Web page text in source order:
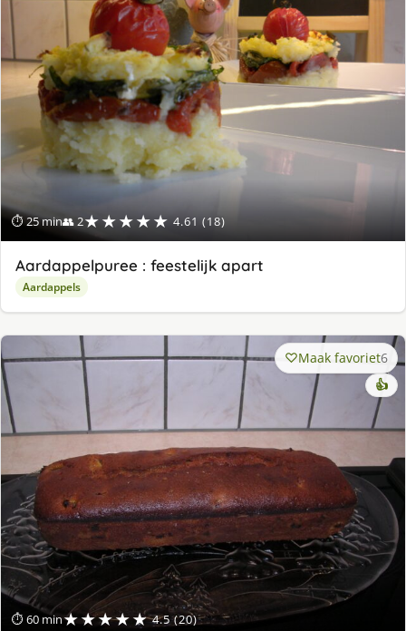
⏱ 25 min👥 2★★★★★ 4.61 (18)
Aardappelpuree : feestelijk apart
Aardappels
⏱ 60 min★★★★★ 4.5 (20)
Maak favoriet6
👍